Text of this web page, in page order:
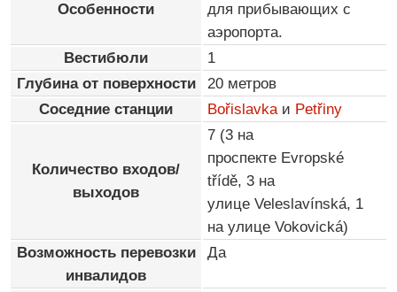
Особенности
для прибывающих с
аэропорта.
Вестибюли
1
Глубина от поверхности
20 метров
Соседние станции
Bořislavkaи Petřiny
Количество входов/
выходов
7 (3 на
проспекте Evropské
třídě, 3 на
улице Veleslavínská, 1
на улице Vokovická)
Возможность перевозки
инвалидов
Да